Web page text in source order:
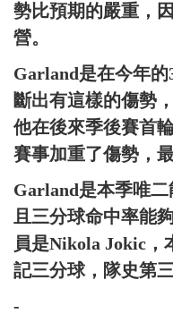
勢比預期的嚴重，
營。
Garland是在今年
斷出有這樣的傷勢
他在後來季後賽首
賽事加重了傷勢，
Garland是本季唯
且三分球命中率能
員是Nikola Jokic，
記三分球，隊史第三
-